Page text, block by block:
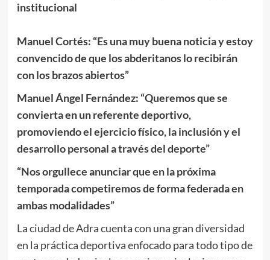
institucional
Manuel Cortés: “Es una muy buena noticia y estoy
convencido de que los abderitanos lo recibirán
con los brazos abiertos”
Manuel Ángel Fernández: “Queremos que se
convierta en un referente deportivo,
promoviendo el ejercicio físico, la inclusión y el
desarrollo personal a través del deporte”
“Nos orgullece anunciar que en la próxima
temporada competiremos de forma federada en
ambas modalidades”
La ciudad de Adra cuenta con una gran diversidad
en la práctica deportiva enfocado para todo tipo de